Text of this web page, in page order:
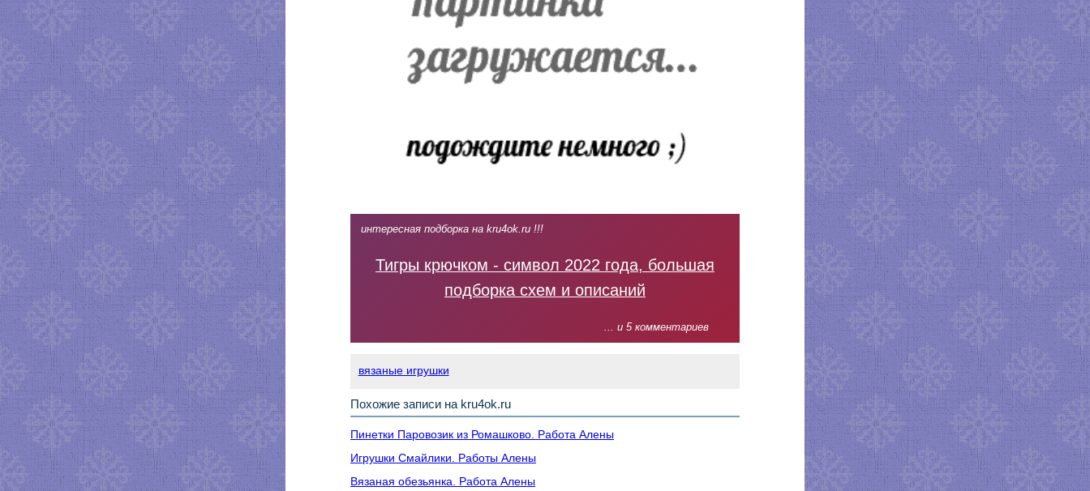
интересная подборка на kru4ok.ru !!!
Тигры крючком - символ 2022 года, большая
подборка схем и описаний
... и 5 комментариев
вязаные игрушки
Похожие записи на kru4ok.ru
Пинетки Паровозик из Ромашково. Работа Алены
Игрушки Смайлики. Работы Алены
Вязаная обезьянка. Работа Алены